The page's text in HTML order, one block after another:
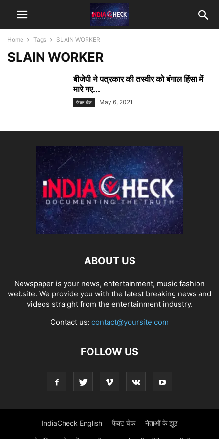
Home Tags SLAIN WORKER
SLAIN WORKER
बीजेपी ने पत्रकार की तस्वीर को बंगाल हिंसा में
मारे गए...
फैक्ट चेक May 6, 2021
ABOUT US
Newspaper is your news, entertainment, music fashion
website. We provide you with the latest breaking news and
videos straight from the entertainment industry.
Contact us: contact@yoursite.com
FOLLOW US
IndiaCheck English फैक्ट चेक नेताओं के झूठ